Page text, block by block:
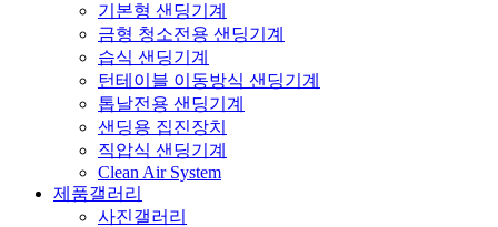
기본형 샌딩기계
금형 청소전용 샌딩기계
습식 샌딩기계
턴테이블 이동방식 샌딩기계
톱날전용 샌딩기계
샌딩용 집진장치
직압식 샌딩기계
Clean Air System
제품갤러리
사진갤러리